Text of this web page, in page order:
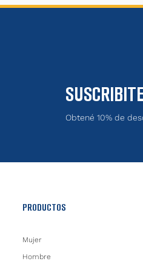
Obtené 10% de
PRODUCTOS
Mujer
Hombre